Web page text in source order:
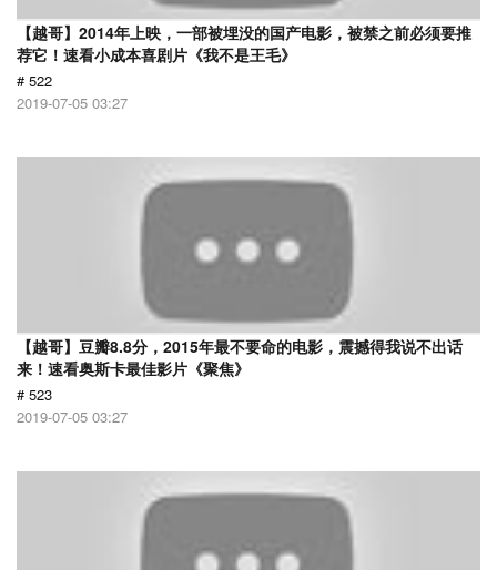
【越哥】2014年上映，一部被埋没的国产电影，被禁之前必须要推
荐它！速看小成本喜剧片《我不是王毛》
# 522
2019-07-05 03:27
【越哥】豆瓣8.8分，2015年最不要命的电影，震撼得我说不出话
来！速看奥斯卡最佳影片《聚焦》
# 523
2019-07-05 03:27